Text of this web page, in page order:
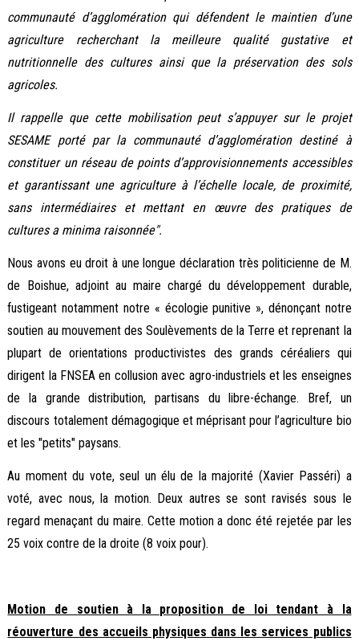
communauté d’agglomération qui défendent le maintien d’une
agriculture recherchant la meilleure qualité gustative et
nutritionnelle des cultures ainsi que la préservation des sols
agricoles.
Il rappelle que cette mobilisation peut s’appuyer sur le projet
SESAME porté par la communauté d’agglomération destiné à
constituer un réseau de points d’approvisionnements accessibles
et garantissant une agriculture à l’échelle locale, de proximité,
sans intermédiaires et mettant en œuvre des pratiques de
cultures a minima raisonnée".
Nous avons eu droit à une longue déclaration très politicienne de M.
de Boishue, adjoint au maire chargé du développement durable,
fustigeant notamment notre « écologie punitive », dénonçant notre
soutien au mouvement des Soulèvements de la Terre et reprenant la
plupart de orientations productivistes des grands céréaliers qui
dirigent la FNSEA en collusion avec agro-industriels et les enseignes
de la grande distribution, partisans du libre-échange. Bref, un
discours totalement démagogique et méprisant pour l’agriculture bio
et les "petits" paysans.
Au moment du vote, seul un élu de la majorité (Xavier Passéri) a
voté, avec nous, la motion. Deux autres se sont ravisés sous le
regard menaçant du maire. Cette motion a donc été rejetée par les
25 voix contre de la droite (8 voix pour).
Motion de soutien à la proposition de loi tendant à la
réouverture des accueils physiques dans les services publics